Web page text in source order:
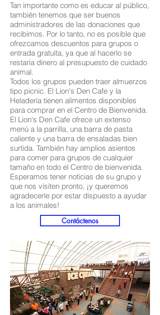
Tan importante como es educar al público,
también tenemos que ser buenos
administradores de las donaciones que
recibimos. Por lo tanto, no es posible que
ofrezcamos descuentos para grupos o
entrada gratuita, ya que al hacerlo se
restaría dinero al presupuesto de cuidado
animal.
Todos los grupos pueden traer almuerzos
tipo picnic. El Lion's Den Cafe y la
Heladería tienen alimentos disponibles
para comprar en el Centro de Bienvenida.
El Lion's Den Cafe ofrece un extenso
menú a la parrilla, una barra de pasta
caliente y una barra de ensaladas bien
surtida. También hay amplios asientos
para comer para grupos de cualquier
tamaño en todo el Centro de bienvenida.
Esperamos tener noticias de su grupo y
que nos visiten pronto, ¡y queremos
agradecerle por estar dispuesto a ayudar
a los animales!
Contáctenos